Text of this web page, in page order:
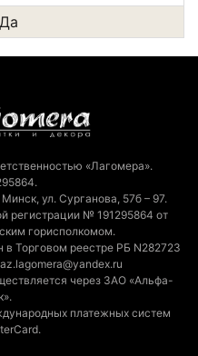
Да
«Лагомера».
ул. Сурганова, 57б – 97.
регистрации № 191295864 от
горисполкомом.
в Торговом реестре РБ N282723
через ЗАО «Альфа-
платежных систем